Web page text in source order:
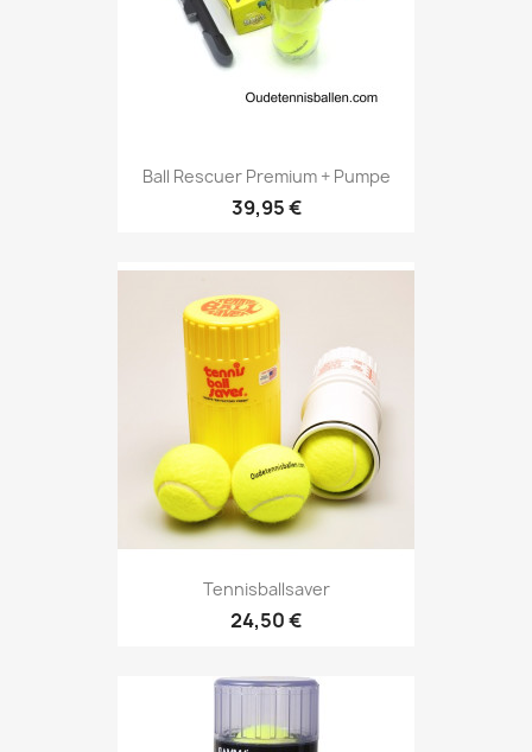
Ball Rescuer Premium + Pumpe
39,95 €
Tennisballsaver
24,50 €